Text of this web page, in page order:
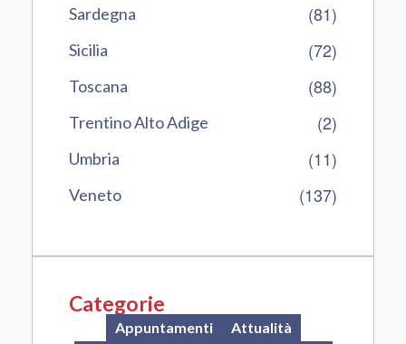
Sardegna (81)
Sicilia (72)
Toscana (88)
Trentino Alto Adige (2)
Umbria (11)
Veneto (137)
Categorie
Appuntamenti
Attualità